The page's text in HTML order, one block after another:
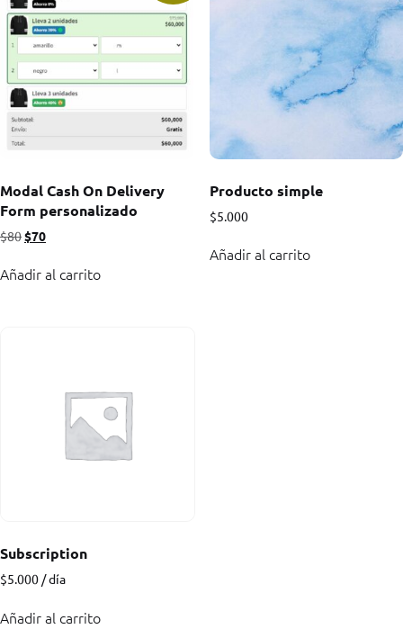
Modal Cash On Delivery
Form personalizado
$80$70
Añadir al carrito
Producto simple
$5.000
Añadir al carrito
Subscription
$5.000 / día
Añadir al carrito